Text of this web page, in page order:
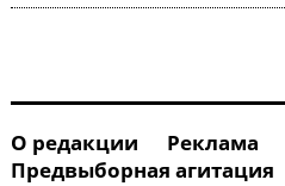
О редакции
Реклама
Предвыборная агитация